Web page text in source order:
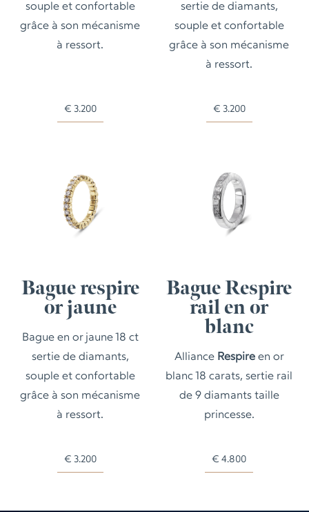
souple et confortable
grâce à son mécanisme
à ressort.
€ 3.200
sertie de diamants,
souple et confortable
grâce à son mécanisme
à ressort.
€ 3.200
Bague respire
or jaune
Bague en or jaune 18 ct
sertie de diamants,
souple et confortable
grâce à son mécanisme
à ressort.
€ 3.200
Bague Respire
rail en or
blanc
Alliance Respireen or
blanc 18 carats, sertie rail
de 9 diamants taille
princesse.
€ 4.800